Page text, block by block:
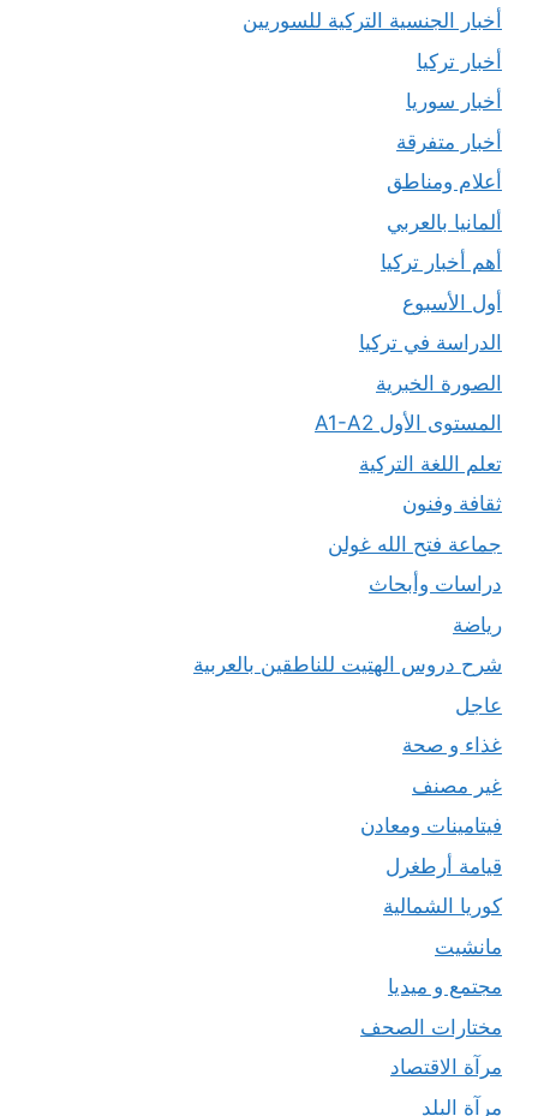
أخبار الجنسية التركية للسوريين
أخبار تركيا
أخبار سوريا
أخبار متفرقة
أعلام ومناطق
ألمانيا بالعربي
أهم أخبار تركيا
أول الأسبوع
الدراسة في تركيا
الصورة الخبرية
المستوى الأول A1-A2
تعلم اللغة التركية
ثقافة وفنون
جماعة فتح الله غولن
دراسات وأبحاث
رياضة
شرح دروس الهتيت للناطقين بالعربية
عاجل
غذاء و صحة
غير مصنف
فيتامينات ومعادن
قيامة أرطغرل
كوريا الشمالية
مانشيت
مجتمع و ميديا
مختارات الصحف
مرآة الاقتصاد
مرآة البلد